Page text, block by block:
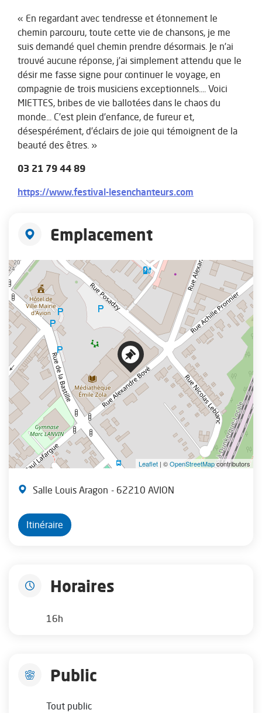
« En regardant avec tendresse et étonnement le
chemin parcouru, toute cette vie de chansons, je me
suis demandé quel chemin prendre désormais. Je n’ai
trouvé aucune réponse, j’ai simplement attendu que le
désir me fasse signe pour continuer le voyage, en
compagnie de trois musiciens exceptionnels.... Voici
MIETTES, bribes de vie ballotées dans le chaos du
monde... C’est plein d’enfance, de fureur et,
désespérément, d’éclairs de joie qui témoignent de la
beauté des êtres. »
03 21 79 44 89
https://www.festival-lesenchanteurs.com
Emplacement
+
−
Leaflet | ©OpenStreetMapcontributors
Salle Louis Aragon - 62210 AVION
Itinéraire
Horaires
16h
Public
Tout public